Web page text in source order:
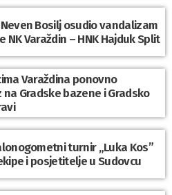
Bosilj osudio vandalizam
NK Varaždin – HNK Hajduk Split
Varaždina ponovno
Gradske bazene i Gradsko
turnir „Luka Kos”
i posjetitelje u Sudovcu